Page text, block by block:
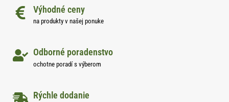
Výhodné ceny
na produkty v našej ponuke
Odborné poradenstvo
ochotne poradí s výberom
Rýchle dodanie